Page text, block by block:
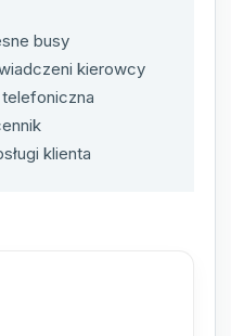
busy
kierowcy
klienta